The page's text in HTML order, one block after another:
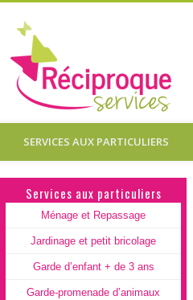
SERVICES AUX PARTICULIERS
Services aux particuliers
Ménage et Repassage
Jardinage et petit bricolage
Garde d’enfant + de 3 ans
Garde-promenade d’animaux